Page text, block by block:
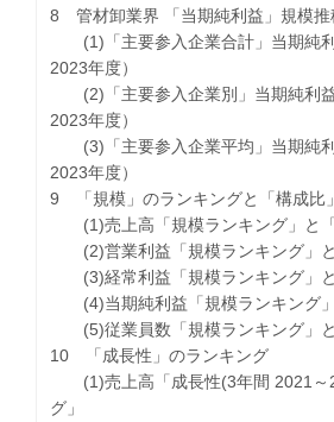
8 管材卸業界 「当期純利益」規模推
(1)「主要参入企業合計」当期純利
2023年度）
(2)「主要参入企業別」当期純利益
2023年度）
(3)「主要参入企業平均」当期純利
2023年度）
9 「規模」のランキングと「構成比」
(1)売上高「規模ランキング」と「
(2)営業利益「規模ランキング」と
(3)経常利益「規模ランキング」と
(4)当期純利益「規模ランキング」
(5)従業員数「規模ランキング」と
10 「成長性」のランキング
(1)売上高「成長性(3年間 2021～
グ」